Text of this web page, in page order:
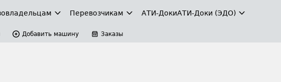
Перевозчикам АТИ-ДокиАТИ-Доки (ЭДО)
Добавить машину Заказы